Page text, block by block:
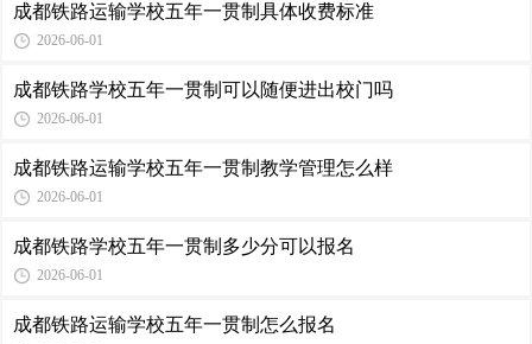
成都铁路运输学校五年一贯制具体收费标准
2026-06-01
成都铁路学校五年一贯制可以随便进出校门吗
2026-06-01
成都铁路运输学校五年一贯制教学管理怎么样
2026-06-01
成都铁路学校五年一贯制多少分可以报名
2026-06-01
成都铁路运输学校五年一贯制怎么报名